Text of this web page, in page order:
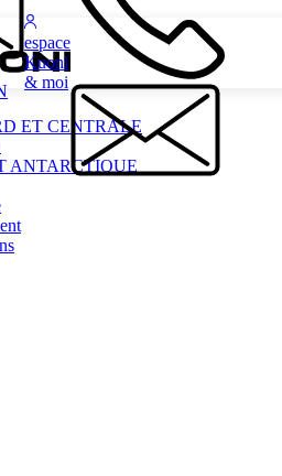
espace
Kuoni
& moi
ET CENTRALE
ANTARCTIQUE